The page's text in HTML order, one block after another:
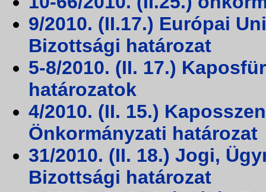
9/2010. (II.17.) Európai
Bizottsági határozat
5-8/2010. (II. 17.)
határozatok
4/2010. (II. 15.)
Önkormányzati határozat
31/2010. (II. 18.) Jogi,
Bizottsági határozat